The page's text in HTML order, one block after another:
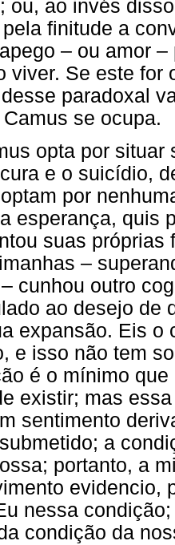
ou, ao invés
finitude a
– ou amor
viver. Se este for
paradoxal
se ocupa.
opta por situar
e o suicídio,
por
esperança, quis
suas próprias
–
cunhou outro
ao desejo de
expansão. Eis o
e isso não tem
é o mínimo
existir; mas
sentimento
a
portanto, a
evidencio,
nessa
condição da